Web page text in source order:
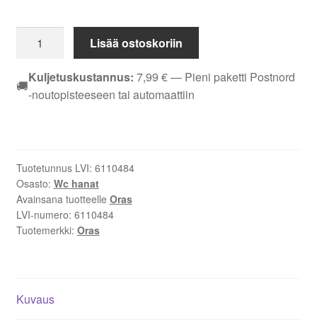
Optima
Style
2605FH-
määrä
Lisää ostoskoriin
🚚Kuljetuskustannus: 7,99 €— Pieni paketti Postnord
-noutopisteeseen tai automaattiin
Tuotetunnus LVI: 6110484
Osasto: Wc hanat
Avainsana tuotteelle Oras
LVI-numero: 6110484
Tuotemerkki: Oras
Kuvaus